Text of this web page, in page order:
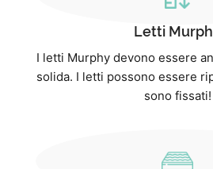
Letti
I letti Murphy devono essere
solida. I letti possono essere
sono fissati!